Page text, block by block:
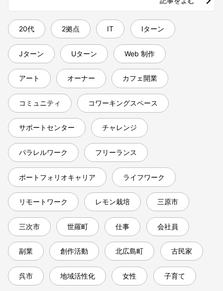
20代 2拠点 IT Iターン
Jターン Uターン Web 制作
アート オーナー カフェ開業
コミュニティ コワーキングスペース
サポートセンター チャレンジ
パラレルワーク フリーランス
ポートフォリオキャリア ライフワーク
リモートワーク レモン栽培 三原市
三次市 世羅町 仕事 会社員
副業 創作活動 北広島町 古民家
呉市 地域活性化 女性 子育て